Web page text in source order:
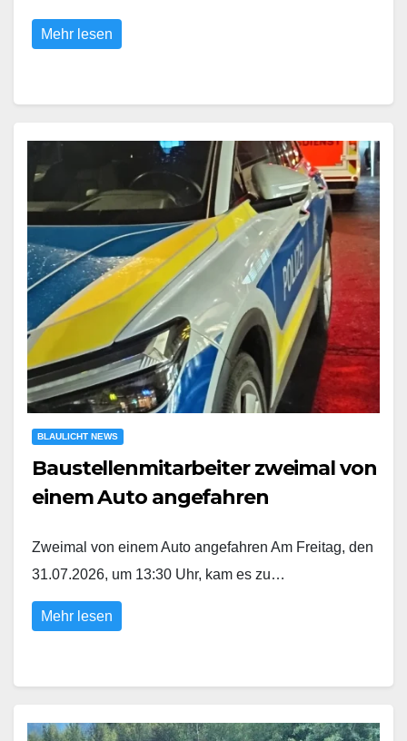
Mehr lesen
BLAULICHT NEWS
Baustellenmitarbeiter zweimal von
einem Auto angefahren
Zweimal von einem Auto angefahren Am Freitag, den
31.07.2026, um 13:30 Uhr, kam es zu…
Mehr lesen